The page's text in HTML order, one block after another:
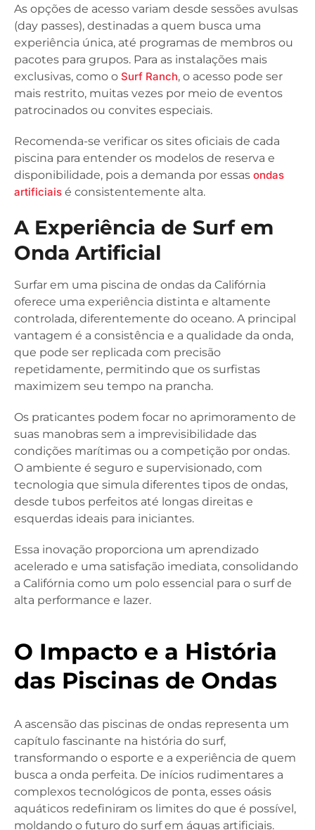
As opções de acesso variam desde sessões avulsas
(day passes), destinadas a quem busca uma
experiência única, até programas de membros ou
pacotes para grupos. Para as instalações mais
exclusivas, como o Surf Ranch, o acesso pode ser
mais restrito, muitas vezes por meio de eventos
patrocinados ou convites especiais.
Recomenda-se verificar os sites oficiais de cada
piscina para entender os modelos de reserva e
disponibilidade, pois a demanda por essas ondas
artificiais é consistentemente alta.
A Experiência de Surf em
Onda Artificial
Surfar em uma piscina de ondas da Califórnia
oferece uma experiência distinta e altamente
controlada, diferentemente do oceano. A principal
vantagem é a consistência e a qualidade da onda,
que pode ser replicada com precisão
repetidamente, permitindo que os surfistas
maximizem seu tempo na prancha.
Os praticantes podem focar no aprimoramento de
suas manobras sem a imprevisibilidade das
condições marítimas ou a competição por ondas.
O ambiente é seguro e supervisionado, com
tecnologia que simula diferentes tipos de ondas,
desde tubos perfeitos até longas direitas e
esquerdas ideais para iniciantes.
Essa inovação proporciona um aprendizado
acelerado e uma satisfação imediata, consolidando
a Califórnia como um polo essencial para o surf de
alta performance e lazer.
O Impacto e a História
das Piscinas de Ondas
A ascensão das piscinas de ondas representa um
capítulo fascinante na história do surf,
transformando o esporte e a experiência de quem
busca a onda perfeita. De inícios rudimentares a
complexos tecnológicos de ponta, esses oásis
aquáticos redefiniram os limites do que é possível,
moldando o futuro do surf em águas artificiais.